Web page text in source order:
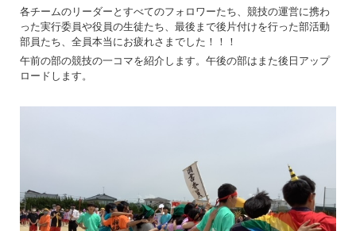
各チームのリーダーとすべてのフォロワーたち、競技の運営に携わ
った実行委員や役員の生徒たち、最後まで後片付けを行った部活動
部員たち、全員本当にお疲れさまでした！！！
午前の部の競技の一コマを紹介します。午後の部はまた後日アップ
ロードします。